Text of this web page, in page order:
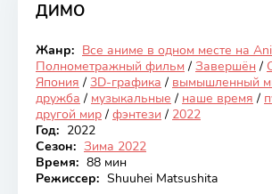
ДИМО
Закончен
Жанр: Все аниме в одном месте на
Полнометражный фильм / Завершён /
Япония / 3D-графика / вымышленный
дружба / музыкальные / наше время /
другой мир / фэнтези / 2022
Год: 2022
Сезон: Зима 2022
Время: 88 мин
Режиссер: Shuuhei Matsushita